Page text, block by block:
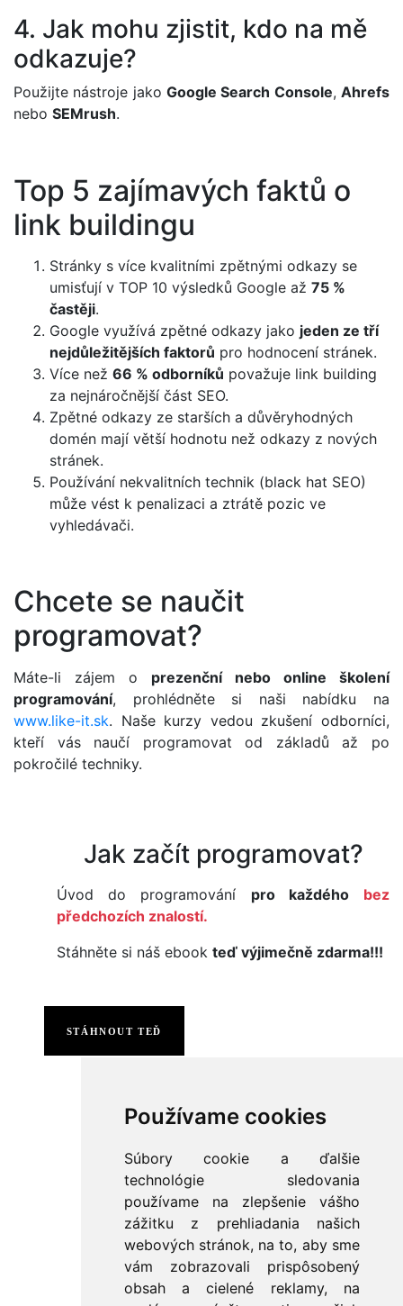
Používame cookies
Súbory cookie a ďalšie
technológie sledovania
používame na zlepšenie vášho
zážitku z prehliadania našich
webových stránok, na to, aby sme
vám zobrazovali prispôsobený
obsah a cielené reklamy, na
4. Jak mohu zjistit, kdo na mě
odkazuje?
Použijte nástroje jako Google Search Console,Ahrefs
nebo SEMrush.
Top 5 zajímavých faktů o
link buildingu
Stránky s více kvalitními zpětnými odkazy se
umisťují v TOP 10 výsledků Google až 75 %
častěji.
Google využívá zpětné odkazy jako jeden ze tří
nejdůležitějších faktorů pro hodnocení stránek.
Více než 66 % odborníků považuje link building
za nejnáročnější část SEO.
Zpětné odkazy ze starších a důvěryhodných
domén mají větší hodnotu než odkazy z nových
stránek.
Používání nekvalitních technik (black hat SEO)
může vést k penalizaci a ztrátě pozic ve
vyhledávači.
Chcete se naučit
programovat?
Máte-li zájem o prezenční nebo online školení
programování, prohlédněte si naši nabídku na
www.like-it.sk. Naše kurzy vedou zkušení odborníci,
kteří vás naučí programovat od základů až po
pokročilé techniky.
Jak začít programovat?
Úvod do programování pro každého
bez
předchozích znalostí.
Stáhněte si náš ebook teď výjimečně zdarma!!!
STÁHNOUT TEĎ